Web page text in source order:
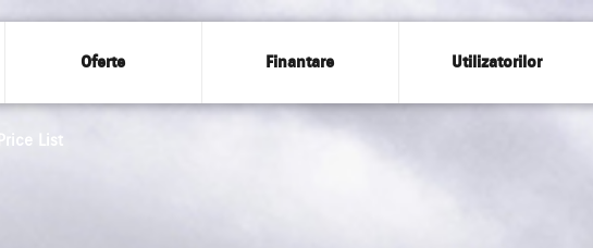
Oferte Finantare Utilizatorilor
Price List